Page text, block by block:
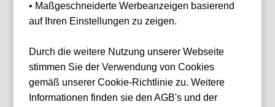
• Maßgeschneiderte Werbeanzeigen basierend
auf Ihren Einstellungen zu zeigen.
Durch die weitere Nutzung unserer Webseite
stimmen Sie der Verwendung von Cookies
gemäß unserer Cookie-Richtlinie zu. Weitere
Informationen finden sie den AGB's und der